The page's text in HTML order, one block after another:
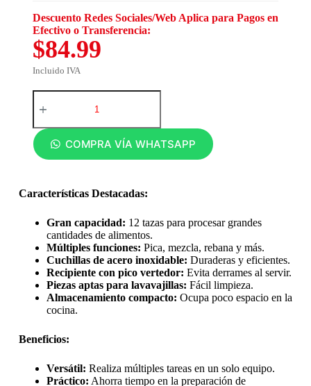
Descuento Redes Sociales/Web Aplica para Pagos en
Efectivo o Transferencia:
$84.99
Incluido IVA
COMPRA VÍA WHATSAPP
Características Destacadas:
Gran capacidad: 12 tazas para procesar grandes
cantidades de alimentos.
Múltiples funciones: Pica, mezcla, rebana y más.
Cuchillas de acero inoxidable: Duraderas y eficientes.
Recipiente con pico vertedor: Evita derrames al servir.
Piezas aptas para lavavajillas: Fácil limpieza.
Almacenamiento compacto: Ocupa poco espacio en la
cocina.
Beneficios:
Versátil: Realiza múltiples tareas en un solo equipo.
Práctico: Ahorra tiempo en la preparación de